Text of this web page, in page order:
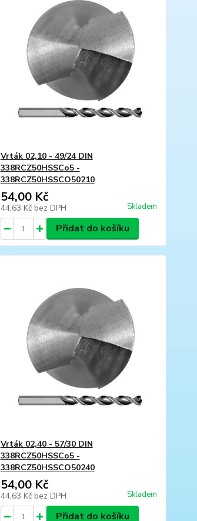
Vrták 02,10 - 49/24 DIN
338RCZ50HSSCo5 -
338RCZ50HSSCO50210
54,00 Kč
44,63 Kč bez DPH Skladem
Přidat do košíku
Vrták 02,40 - 57/30 DIN
338RCZ50HSSCo5 -
338RCZ50HSSCO50240
54,00 Kč
44,63 Kč bez DPH Skladem
Přidat do košíku